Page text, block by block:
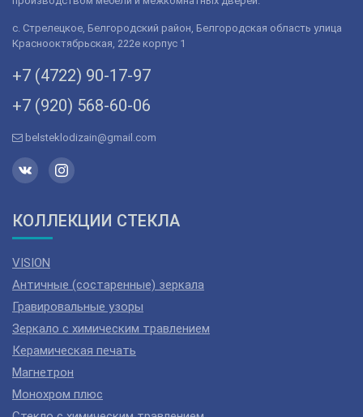
с. Стрелецкое, Белгородский район, Белгородская область улица
Краснооктябрьская, 222е корпус 1
+7 (4722) 90-­17-­97
+7 (920) 568­-60-06
belsteklodizain@gmail.com
КОЛЛЕКЦИИ СТЕКЛА
VISION
Античные (состаренные) зеркала
Гравировальные узоры
Зеркало с химическим травлением
Керамическая печать
Магнетрон
Монохром плюс